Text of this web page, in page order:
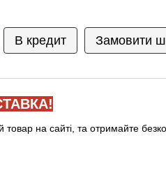
В кредит Замовити
товар на сайті, та отримайте